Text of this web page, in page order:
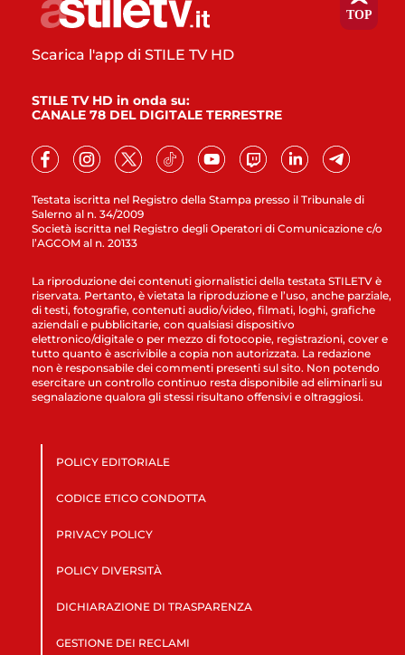
Testata iscritta nel Registro della Stampa presso il Tribunale di
Salerno al n. 34/2009
Società iscritta nel Registro degli Operatori di Comunicazione c/o
l’AGCOM al n. 20133
Scarica l'app di STILE TV HD
STILE TV HD in onda su:
CANALE 78 DEL DIGITALE TERRESTRE
La riproduzione dei contenuti giornalistici della testata STILETV è
riservata. Pertanto, è vietata la riproduzione e l’uso, anche parziale,
di testi, fotografie, contenuti audio/video, filmati, loghi, grafiche
aziendali e pubblicitarie, con qualsiasi dispositivo
elettronico/digitale o per mezzo di fotocopie, registrazioni, cover e
tutto quanto è ascrivibile a copia non autorizzata. La redazione
non è responsabile dei commenti presenti sul sito. Non potendo
esercitare un controllo continuo resta disponibile ad eliminarli su
segnalazione qualora gli stessi risultano offensivi e oltraggiosi.
POLICY EDITORIALE
CODICE ETICO CONDOTTA
PRIVACY POLICY
POLICY DIVERSITÀ
DICHIARAZIONE DI TRASPARENZA
GESTIONE DEI RECLAMI